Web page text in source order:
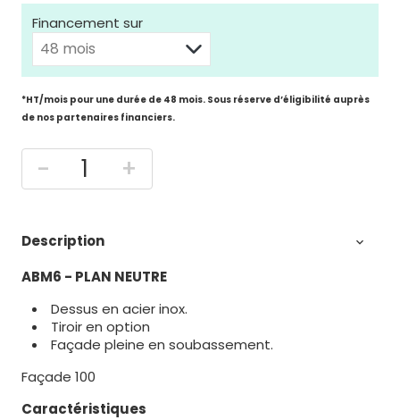
Financement sur
*HT/mois pour une durée de 48 mois. Sous réserve d’éligibilité auprès
de nos partenaires financiers.
- +
Description 
ABM6 - PLAN NEUTRE
Dessus en acier inox.
Tiroir en option
Façade pleine en soubassement.
Façade 100
Caractéristiques